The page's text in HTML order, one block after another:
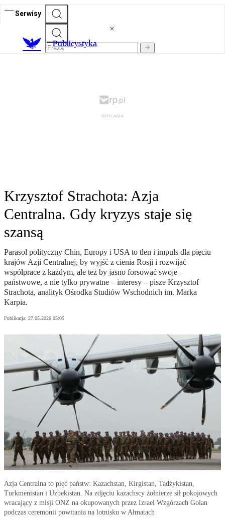
Serwisy
Publicystyka
Krzysztof Strachota: Azja
Centralna. Gdy kryzys staje się
szansą
Parasol polityczny Chin, Europy i USA to tlen i impuls dla pięciu
krajów Azji Centralnej, by wyjść z cienia Rosji i rozwijać
współprace z każdym, ale też by jasno forsować swoje –
państwowe, a nie tylko prywatne – interesy – pisze Krzysztof
Strachota, analityk Ośrodka Studiów Wschodnich im. Marka
Karpia.
Publikacja: 27.05.2026 05:05
Azja Centralna to pięć państw: Kazachstan, Kirgistan, Tadżykistan,
Turkmenistan i Uzbekistan. Na zdjęciu kazachscy żołnierze sił pokojowych
wracający z misji ONZ na okupowanych przez Izrael Wzgórzach Golan
podczas ceremonii powitania na lotnisku w Ałmatach